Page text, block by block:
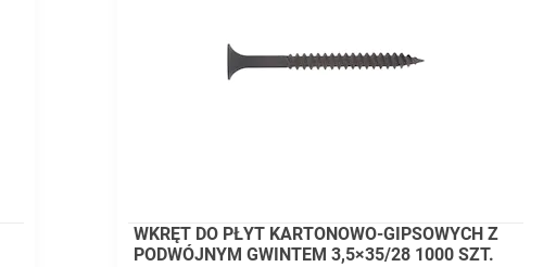
WKRĘT DO PŁYT KARTONOWO-GIPSOWYCH Z
PODWÓJNYM GWINTEM 3,5×35/28 1000 SZT.